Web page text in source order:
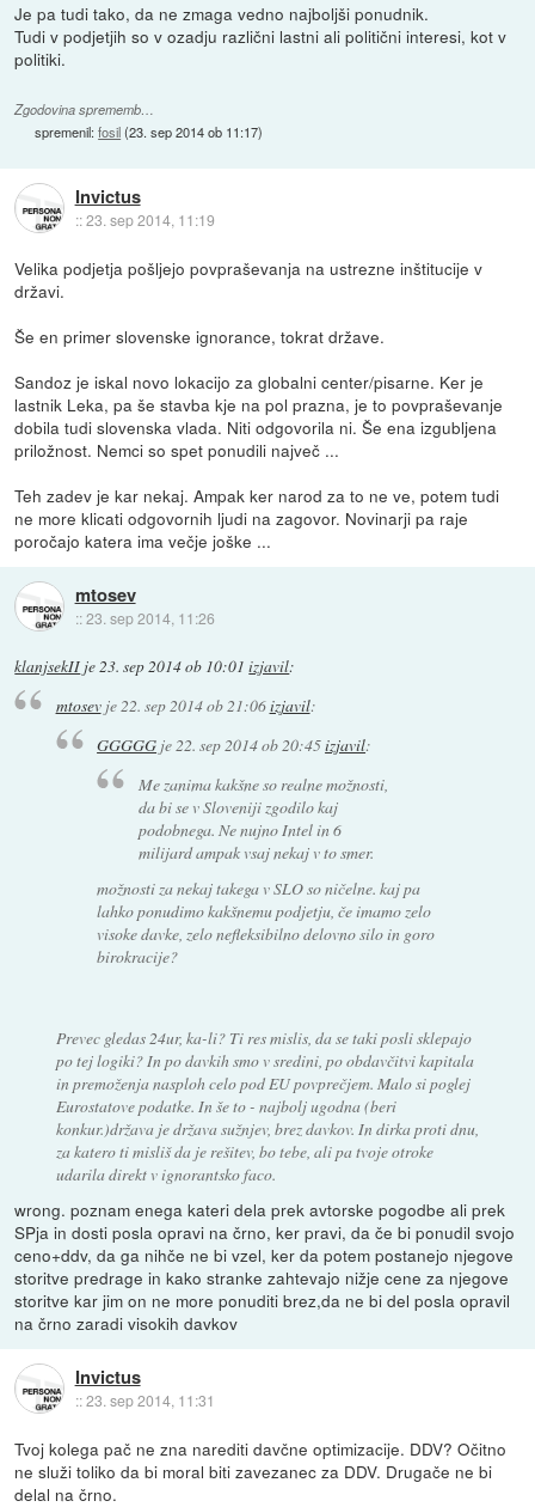
Je pa tudi tako, da ne zmaga vedno najboljši ponudnik.
Tudi v podjetjih so v ozadju različni lastni ali politični interesi, kot v
politiki.
Zgodovina sprememb…
spremenil:fosil(23. sep 2014 ob 11:17)
Invictus
::23. sep 2014, 11:19
Velika podjetja pošljejo povpraševanja na ustrezne inštitucije v
državi.
Še en primer slovenske ignorance, tokrat države.
Sandoz je iskal novo lokacijo za globalni center/pisarne. Ker je
lastnik Leka, pa še stavba kje na pol prazna, je to povpraševanje
dobila tudi slovenska vlada. Niti odgovorila ni. Še ena izgubljena
priložnost. Nemci so spet ponudili največ ...
Teh zadev je kar nekaj. Ampak ker narod za to ne ve, potem tudi
ne more klicati odgovornih ljudi na zagovor. Novinarji pa raje
poročajo katera ima večje joške ...
mtosev
::23. sep 2014, 11:26
klanjsekII je 23. sep 2014 ob 10:01 izjavil:
mtosevje22. sep 2014 ob 21:06izjavil:
GGGGG je22. sep 2014 ob 20:45izjavil:
Me zanima kakšne so realne možnosti,
da bi se v Sloveniji zgodilo kaj
podobnega. Ne nujno Intel in 6
milijard ampak vsaj nekaj v to smer.
možnosti za nekaj takega v SLO so ničelne. kaj pa
lahko ponudimo kakšnemu podjetju, če imamo zelo
visoke davke, zelo nefleksibilno delovno silo in goro
birokracije?
Prevec gledas 24ur, ka-li? Ti res mislis, da se taki posli sklepajo
po tej logiki? In po davkih smo v sredini, po obdavčitvi kapitala
in premoženja nasploh celo pod EU povprečjem. Malo si poglej
Eurostatove podatke. In še to - najbolj ugodna (beri
konkur.)država je država sužnjev, brez davkov. In dirka proti dnu,
za katero ti misliš da je rešitev, bo tebe, ali pa tvoje otroke
udarila direkt v ignorantsko faco.
wrong. poznam enega kateri dela prek avtorske pogodbe ali prek
SPja in dosti posla opravi na črno, ker pravi, da če bi ponudil svojo
ceno+ddv, da ga nihče ne bi vzel, ker da potem postanejo njegove
storitve predrage in kako stranke zahtevajo nižje cene za njegove
storitve kar jim on ne more ponuditi brez,da ne bi del posla opravil
na črno zaradi visokih davkov
Invictus
::23. sep 2014, 11:31
Tvoj kolega pač ne zna narediti davčne optimizacije. DDV? Očitno
ne služi toliko da bi moral biti zavezanec za DDV. Drugače ne bi
delal na črno.